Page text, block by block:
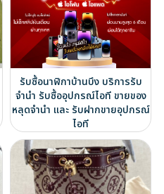
รับซื้อนาฬิกาบ้านบึง บริการรับ
จำนำ รับซื้ออุปกรณ์ไอที ขายของ
หลุดจำนำ และ รับฝากขายอุปกรณ์
ไอที